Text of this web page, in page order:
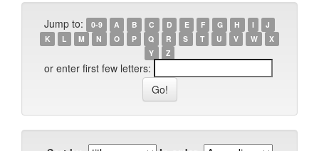
Jump to: 0-9 A B C D E F G H I
J
K
L M N O P Q R S T U V W
X
Y
Z
or enter first few letters: